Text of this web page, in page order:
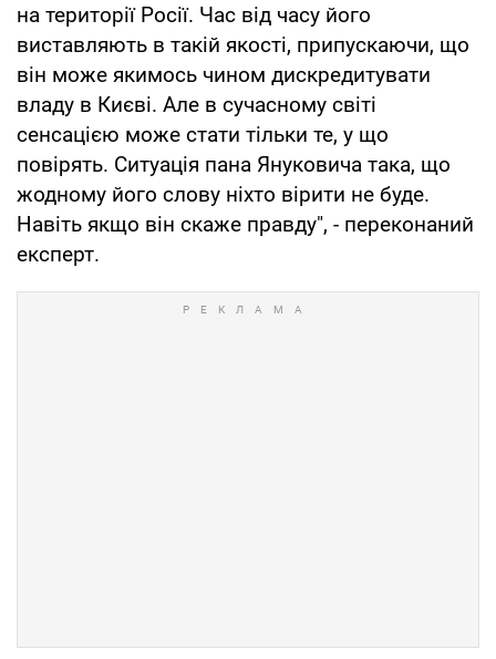
на території Росії. Час від часу його
виставляють в такій якості, припускаючи, що
він може якимось чином дискредитувати
владу в Києві. Але в сучасному світі
сенсацією може стати тільки те, у що
повірять. Ситуація пана Януковича така, що
жодному його слову ніхто вірити не буде.
Навіть якщо він скаже правду", - переконаний
експерт.